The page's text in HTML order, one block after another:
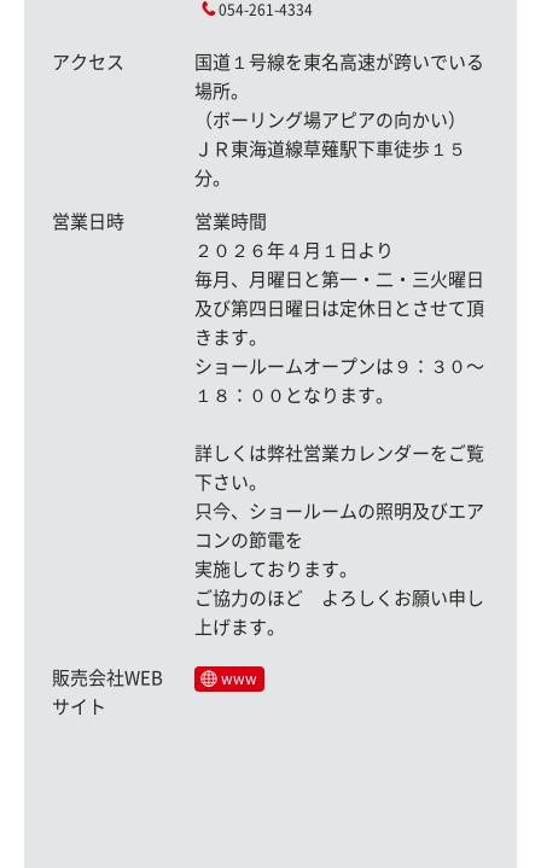
054-261-4334
アクセス
国道１号線を東名高速が跨いでいる
場所。
（ボーリング場アピアの向かい）
ＪＲ東海道線草薙駅下車徒歩１５
分。
営業日時
営業時間
２０２６年４月１日より
毎月、月曜日と第一・二・三火曜日
及び第四日曜日は定休日とさせて頂
きます。
ショールームオープンは９：３０〜
１８：００となります。
詳しくは弊社営業カレンダーをご覧
下さい。
只今、ショールームの照明及びエア
コンの節電を
実施しております。
ご協力のほど よろしくお願い申し
上げます。
販売会社WEB
サイト
www